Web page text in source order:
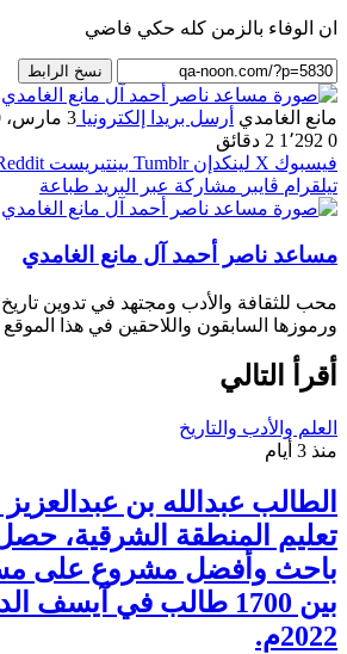
ان الوفاء بالزمن كله حكي فاضي
نسخ الرابط
مانع الغامدي أرسل بريدا إلكترونيا 3 مارس، 2020
0
2 دقائق
فيسبوك ‫X لينكدإن بينتيريست
تيلقرام ڤايبر مشاركة عبر البريد طباعة
مساعد ناصر أحمد آل مانع الغامدي
محب للثقافة والأدب ومجتهد في تدوين تاريخ
ورموزها السابقون واللاحقين في هذا الموقع
أقرأ التالي
العلم والأدب والتاريخ
منذ 3 أيام
الطالب عبدالله بن
تعليم المنطقة الشرقية،
باحث وأفضل مشروع على
بين 1700 طالب في آيسف
2022م.